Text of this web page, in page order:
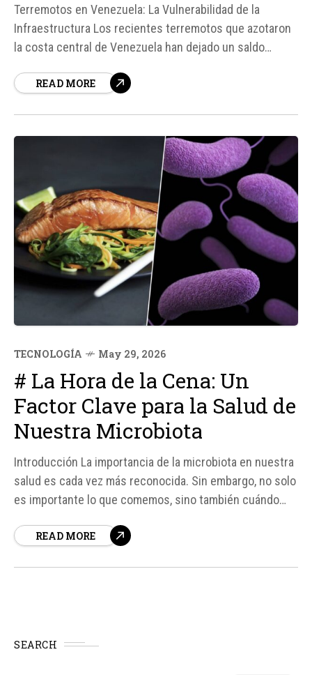
Terremotos en Venezuela: La Vulnerabilidad de la
Infraestructura Los recientes terremotos que azotaron
la costa central de Venezuela han dejado un saldo
según un balance oficial preliminar. Además, se reporta
comerciales.
READ MORE
TECNOLOGÍA May 29, 2026
# La Hora de la Cena: Un
Factor Clave para la Salud de
Nuestra Microbiota
Introducción La importancia de la microbiota en nuestra
salud es cada vez más reconocida. Sin embargo, no solo
es importante lo que comemos, sino también cuándo
cena puede tener un impacto significativo en nuestra
READ MORE
SEARCH